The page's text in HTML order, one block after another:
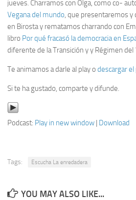
jueves. Charramos con Olga, como co-
Vegana del mundo, que presentaremos
en Birosta y rematamos charrando con
libro Por qué fracasó la democracia en
diferente de la Transición y y Régimen del
Te animamos a darle al play o descargar
Si te ha gustado, comparte y difunde.
Podcast: Play in new window | Download
Tags: Escucha La enredadera
YOU MAY ALSO LIKE...